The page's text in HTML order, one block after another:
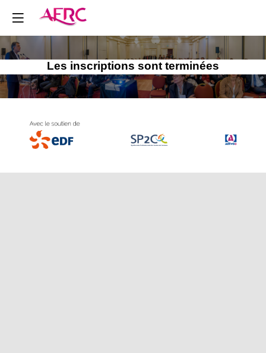
Les inscriptions sont terminées